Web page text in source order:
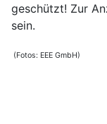
geschützt! Zur
sein.
(Fotos: EEE GmbH)